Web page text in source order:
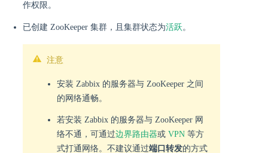
作权限。
已创建 ZooKeeper 集群，且集群状态为活跃。
注意
安装 Zabbix 的服务器与 ZooKeeper 之间
的网络通畅。
若安装 Zabbix 的服务器与 ZooKeeper 网
络不通，可通过边界路由器或 VPN 等方
式打通网络。不建议通过端口转发的方式